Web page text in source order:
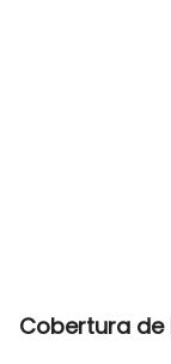
Cobertura de